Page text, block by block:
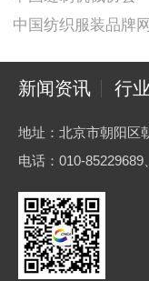
中国纺织服装品牌网
新闻资讯 行
地址：北京市朝阳区
电话：010-85229689